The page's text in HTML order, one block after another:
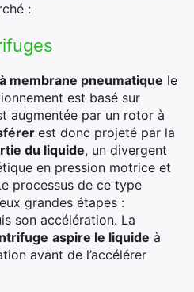
:
membrane pneumatique le
est basé sur
augmentée par un rotor à
est donc projeté par la
du liquide, un divergent
en pression motrice et
processus de ce type
grandes étapes :
son accélération. La
aspire le liquide à
avant de l’accélérer